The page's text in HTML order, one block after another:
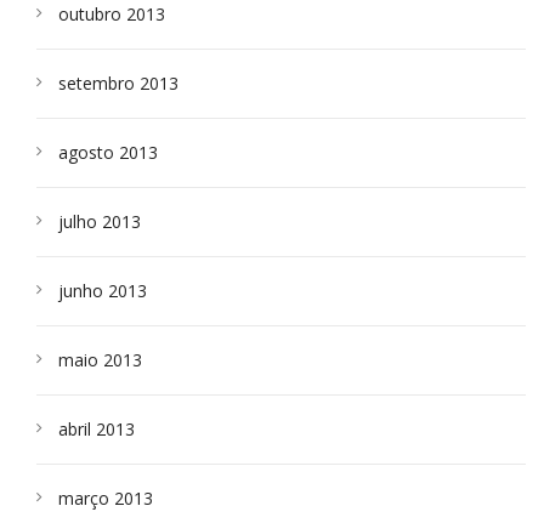
outubro 2013
setembro 2013
agosto 2013
julho 2013
junho 2013
maio 2013
abril 2013
março 2013